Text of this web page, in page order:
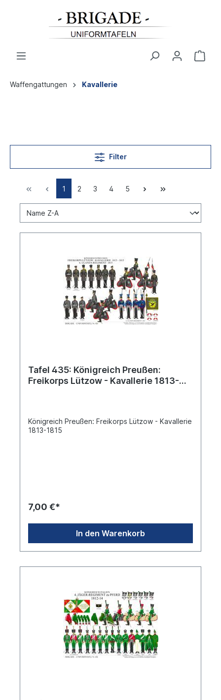
Waffengattungen Kavallerie
Filter
1 2 3 4 5
Tafel 435: Königreich Preußen:
Freikorps Lützow - Kavallerie 1813-
Königreich Preußen: Freikorps Lützow - Kavallerie
1813-1815
7,00 €*
In den Warenkorb